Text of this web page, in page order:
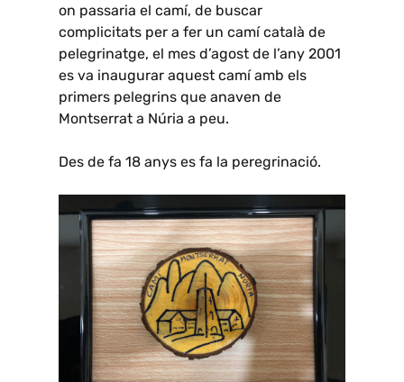
on passaria el camí, de buscar
complicitats per a fer un camí català de
pelegrinatge, el mes d’agost de l’any 2001
es va inaugurar aquest camí amb els
primers pelegrins que anaven de
Montserrat a Núria a peu.
Des de fa 18 anys es fa la peregrinació.